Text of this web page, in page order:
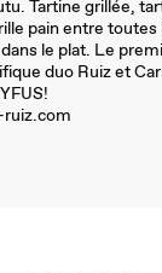
Tartine grillée,
pain entre toutes
le plat. Le
duo Ruiz et